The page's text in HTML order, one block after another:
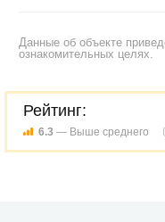
Данные об объекте
ознакомительных целях.
Рейтинг:
6.3 — Выше среднего